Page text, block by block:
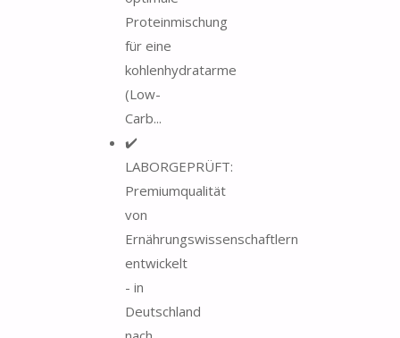
Proteinmischung
für eine
kohlenhydratarme
(Low-
Carb...
✔️
LABORGEPRÜFT:
Premiumqualität
von
Ernährungswissenschaftlern
entwickelt
- in
Deutschland